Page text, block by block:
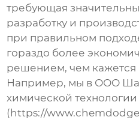
требующая
разработку и
при правильном
гораздо более
решением, чем кажется
Например, мы в ООО
химической технологии
(https://